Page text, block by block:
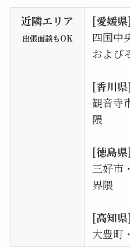
近隣エリア
出張面談もOK
[愛媛県]
四国中
および
[香川県]
観音寺
隈
[徳島県]
三好市
界隈
[高知県]
大豊町